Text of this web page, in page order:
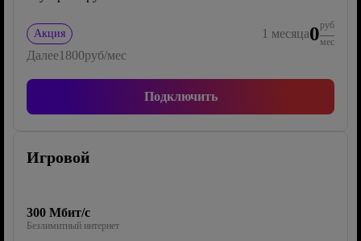
Акция 1 месяца0руб
мес
Далее1800руб/мес
Подключить
Игровой
300 Мбит/с
Безлимитный интернет